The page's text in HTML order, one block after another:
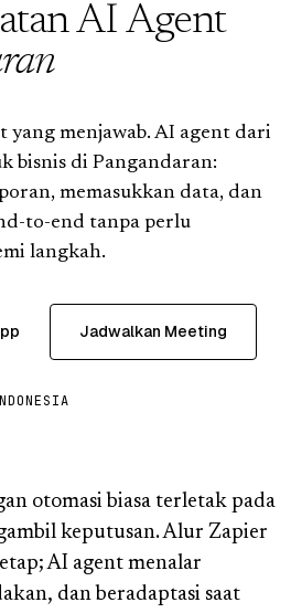
AI Agent
yang menjawab. AI agent dari
bisnis di Pangandaran:
memasukkan data, dan
to-end tanpa perlu
langkah.
Jadwalkan Meeting
otomasi biasa terletak pada
keputusan. Alur Zapier
AI agent menalar
dan beradaptasi saat